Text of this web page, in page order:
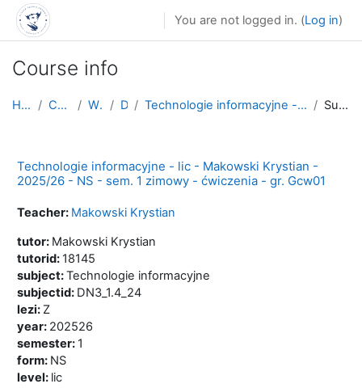
Skip to main content
You are not logged in. (Log in)
Course info
Home Courses WNoZ D_3 Technologie informacyjne - lic - Makowski Krystian... Summary
Technologie informacyjne - lic - Makowski Krystian -
2025/26 - NS - sem. 1 zimowy - ćwiczenia - gr. Gcw01
Teacher: Makowski Krystian
tutor: Makowski Krystian
tutorid: 18145
subject:Technologie informacyjne
subjectid: DN3_1.4_24
lezi: Z
year: 202526
semester: 1
form: NS
level: lic